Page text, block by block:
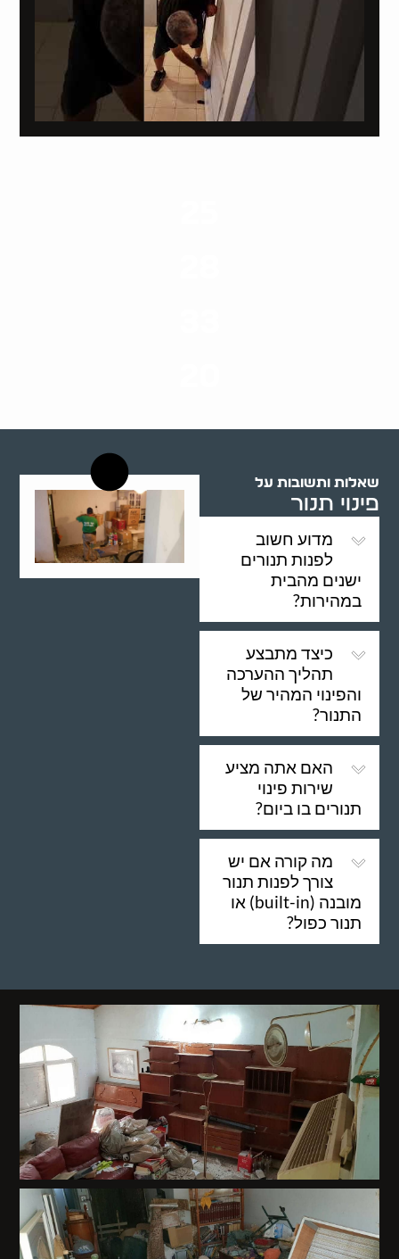
שאלות ותשובות על
פינוי תנור
מדוע חשוב
לפנות תנורים
ישנים מהבית
במהירות?
כיצד מתבצע
תהליך ההערכה
והפינוי המהיר של
התנור?
האם אתה מציע
שירות פינוי
תנורים בו ביום?
מה קורה אם יש
צורך לפנות תנור
מובנה (built-in) או
תנור כפול?